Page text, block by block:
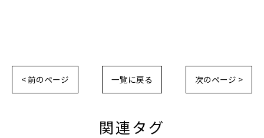
< 前のページ 一覧に戻る 次のページ >
関連タグ